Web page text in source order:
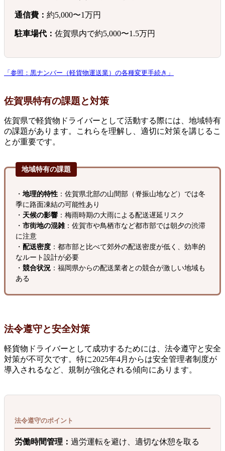
通信費： 約5,000〜1万円
駐車場代： 佐賀県内で約5,000〜1.5万円
「参照：黒ナンバー（軽貨物運送業）の各種変更手続き」
佐賀県特有の課題と対策
佐賀県で軽貨物ドライバーとして活動する際には、地域特有
の課題があります。これらを理解し、適切に対策を講じるこ
とが重要です。
地域特有の課題
・ 地理的特性 ：佐賀県北部の山間部（脊振山地など）では冬
季に路面凍結の可能性あり
・ 天候の影響 ：梅雨時期の大雨による配送遅延リスク
・ 市街地の混雑：佐賀市や鳥栖市など都市部では朝夕の渋滞
に注意
・ 配送密度 ：都市部と比べて郊外の配送密度が低く、効率的
なルート設計が必要
・ 競合状況 ：福岡県からの配送業者との競合が激しい地域も
ある
法令遵守と安全対策
軽貨物ドライバーとして成功するためには、法令遵守と安全
対策が不可欠です。特に2025年4月からは安全管理者制度が
導入されるなど、規制が強化される傾向にあります。
法令遵守のポイント
労働時間管理： 過労運転を避け、適切な休憩を取る